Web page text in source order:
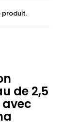
produit.
de 2,5